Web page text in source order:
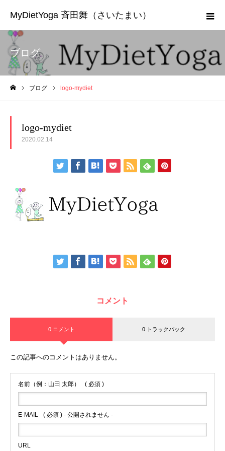
MyDietYoga 斉田舞（さいたまい）
ブログ
ブログ logo-mydiet
logo-mydiet
2020.02.14
コメント
0 コメント 0 トラックバック
この記事へのコメントはありません。
名前（例：山田 太郎） ( 必須 )
E-MAIL ( 必須 ) - 公開されません -
URL